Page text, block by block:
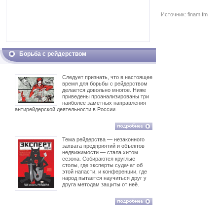
Борьба с рейдерством
Следует признать, что в настоящее
время для борьбы с рейдерством
делается довольно многое. Ниже
приведены проанализированы три
наиболее заметных направления
антирейдерской деятельности в России.
Тема рейдерства — незаконного
захвата предприятий и объектов
недвижимости — стала хитом
сезона. Собираются круглые
столы, где эксперты судачат об
этой напасти, и конференции, где
народ пытается научиться друг у
друга методам защиты от неё.
Источник: finam.fm